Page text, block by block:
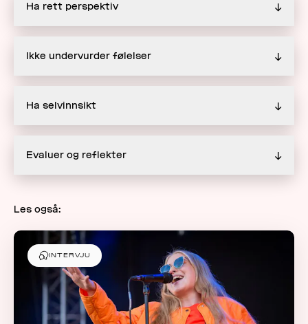
Ha rett perspektiv ↓
Ikke undervurder følelser ↓
Ha selvinnsikt ↓
Evaluer og reflekter ↓
Les også:
INTERVJU